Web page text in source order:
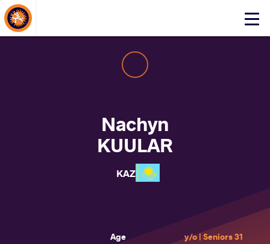
Click
Nachyn
KUULAR
KAZ
Age
31 y/o | Seniors